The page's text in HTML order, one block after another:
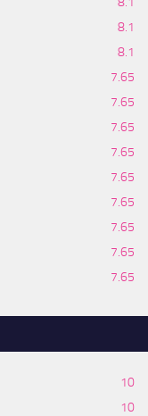
8.1
8.1
7.65
7.65
7.65
7.65
7.65
7.65
7.65
7.65
7.65
10
10